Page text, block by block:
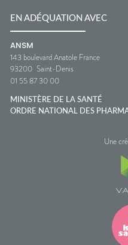
EN ADÉQUATION AVEC
ANSM
143 boulevard Anatole France
93200 Saint-Denis
01 55 87 30 00
MINISTÈRE DE LA SANTÉ
ORDRE NATIONAL DES
Une